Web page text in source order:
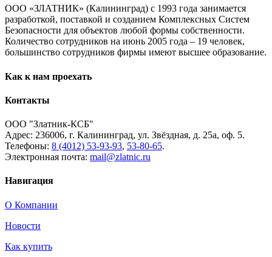
ООО «ЗЛАТНИК» (Калининград) с 1993 года занимается
разработкой, поставкой и созданием Комплексных Систем
Безопасности для объектов любой формы собственности.
Количество сотрудников на июнь 2005 года – 19 человек,
большинство сотрудников фирмы имеют высшее образование.
Как к нам проехать
Контакты
ООО "Златник-КСБ"
Адрес: 236006, г. Калининград, ул. Звёздная, д. 25а, оф. 5.
Телефоны: 8 (4012) 53-93-93, 53-80-65.
Электронная почта: mail@zlatnic.ru
Навигация
О Компании
Новости
Как купить